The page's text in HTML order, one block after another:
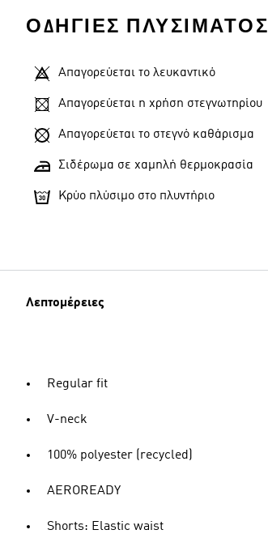
ΟΔΗΓΊΕΣ ΠΛΥΣΊΜΑΤΟΣ
Απαγορεύεται το λευκαντικό
Απαγορεύεται η χρήση στεγνωτηρίου
Απαγορεύεται το στεγνό καθάρισμα
Σιδέρωμα σε χαμηλή θερμοκρασία
Κρύο πλύσιμο στο πλυντήριο
Λεπτομέρειες
Regular fit
V-neck
100% polyester (recycled)
AEROREADY
Shorts: Elastic waist